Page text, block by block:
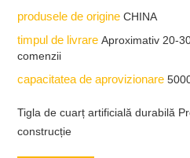
produsele de origineCHINA
timpul de livrareAproximativ 20-
comenzii
capacitatea de aprovizionare
Tigla de cuarț artificială durabilă
construcție